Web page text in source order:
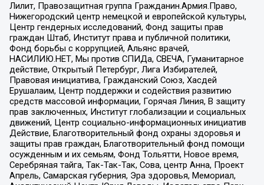
Лилит, Правозащитная группа Гражданин.Армия.Право,
Нижегородский центр немецкой и европейской культуры,
Центр гендерных исследований, Фонд защиты прав
граждан Штаб, Институт права и публичной политики,
Фонд борьбы с коррупцией, Альянс врачей,
НАСИЛИЮ.НЕТ, Мы против СПИДа, СВЕЧА, Гуманитарное
действие, Открытый Петербург, Лига Избирателей,
Правовая инициатива, Гражданский Союз, Хасдей
Ерушалаим, Центр поддержки и содействия развитию
средств массовой информации, Горячая Линия, В защиту
прав заключенных, Институт глобализации и социальных
движений, Центр социально-информационных инициатив
Действие, Благотворительный фонд охраны здоровья и
защиты прав граждан, Благотворительный фонд помощи
осужденным и их семьям, Фонд Тольятти, Новое время,
Серебряная тайга, Так-Так-Так, Сова, центр Анна, Проект
Апрель, Самарская губерния, Эра здоровья, Мемориал,